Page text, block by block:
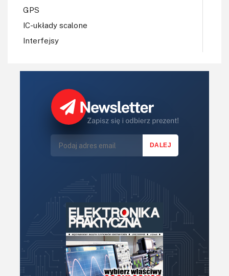
GPS
IC-układy scalone
Interfejsy
Koła Naukowe
LED/LCD/OLED
Mechatronika
Optoelektronika
PCB/Montaż
Podstawy elektroniki
Podzespoły bierne